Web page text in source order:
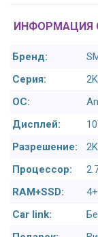
ИНФОРМАЦИЯ
Бренд:
Серия:
ОС:
Дисплей:
Разрешение:
Процессор:
RAM+SSD:
Car link: